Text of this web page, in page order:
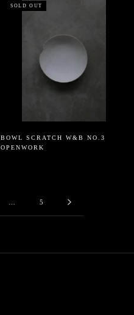
SOLD OUT
BOWL SCRATCH W&B NO.3
OPENWORK
5